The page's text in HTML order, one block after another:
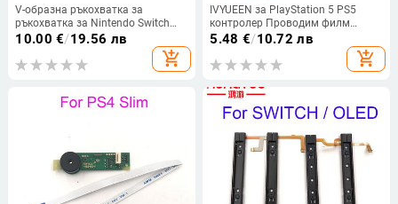
V-образна ръкохватка за
ръкохватка за Nintendo Switch
JoyCon Controller Dock за switch
Dock Station за NS Gamepad
Стойка Стойка Аксесоари
10.00 €/19.56 лв
add_shopping_cart
IVYUEEN за PlayStation 5 PS5
контролер Проводим филм
Клавиатура Гъвкав кабел за
Dualsense 5 DS5 Control Ribbon
Circuit Board
5.48 €/10.72 лв
add_shopping_cart